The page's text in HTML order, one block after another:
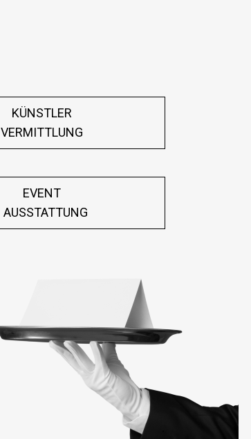
KÜNSTLER
VERMITTLUNG
EVENT
AUSSTATTUNG